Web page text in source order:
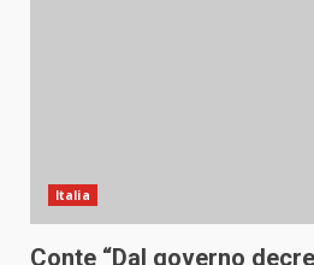
Italia
Conte “Dal governo